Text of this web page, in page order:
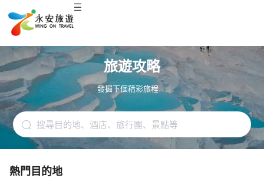
旅遊攻略
發掘下個精彩旅程. . .
熱門目的地